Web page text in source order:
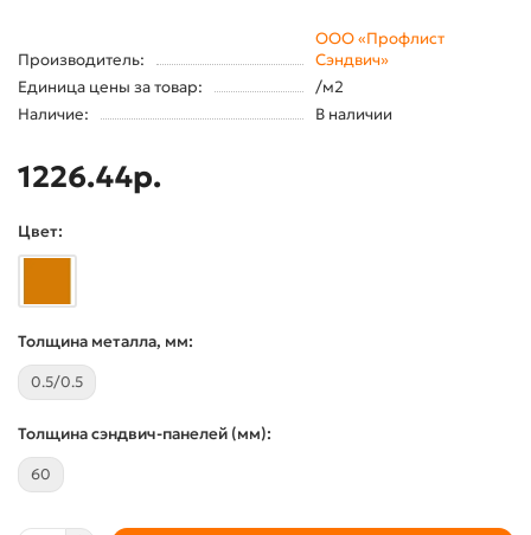
Производитель:
ООО «Профлист
Сэндвич»
Единица цены за товар:
/м2
Наличие:
В наличии
1226.44р.
Цвет:
Толщина металла, мм:
0.5/0.5
Толщина сэндвич-панелей (мм):
60